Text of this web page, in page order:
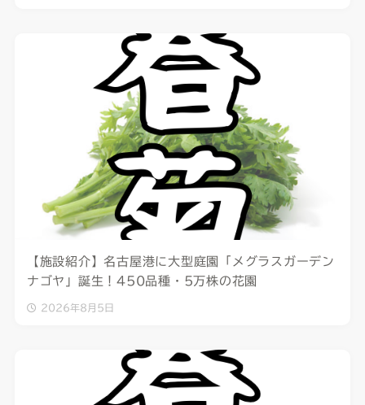
【施設紹介】名古屋港に大型庭園「メグラスガーデン
ナゴヤ」誕生！450品種・5万株の花園
2026年8月5日